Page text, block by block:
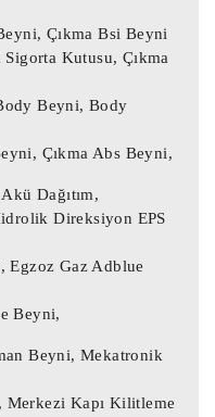
parça
ile aynı
düzgün
Motor beyini,
beyni, Çıkma
Oto beyin,
Oto beyni,
Beyni,
Çıkma Bsi Beyni
Kutusu, Çıkma
Beyni, Body
Çıkma Abs Beyni,
Dağıtım,
Direksiyon EPS
Egzoz Gaz Adblue
Beyni,
Beyni, Mekatronik
Kapı Kilitleme